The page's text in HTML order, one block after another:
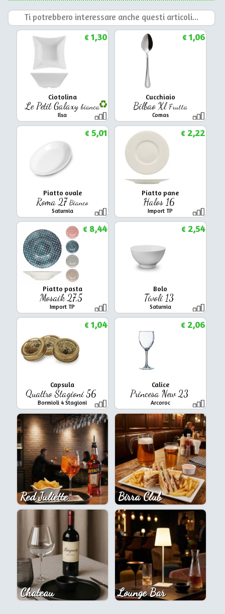
Ti potrebbero interessare anche questi articoli...
Ciotolina
Le Petit Galaxybianca
Ilsa
€1,30
Cucchiaio
Bilbao Xl Frutta
Comas
€1,06
Piatto ovale
Roma 27Bianco
Saturnia
€5,01
Piatto pane
Halos 16
Import TP
€2,22
Piatto pasta
Mosaik 27,5
Import TP
€8,44
Bolo
Tivoli 13
Saturnia
€2,54
Capsula
Quattro Stagioni 56
Bormioli 4 Stagioni
€1,04
Calice
Princesa New 23
Arcoroc
€2,06
Red Juliette Birra Club
Chateau Lounge Bar